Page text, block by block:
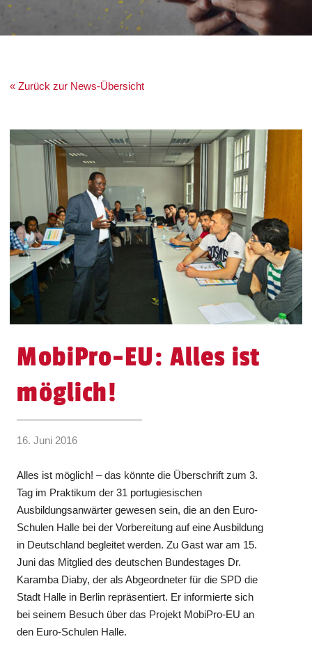
« Zurück zur News-Übersicht
MobiPro-EU: Alles ist
möglich!
16. Juni 2016
Alles ist möglich! – das könnte die Überschrift zum 3.
Tag im Praktikum der 31 portugiesischen
Ausbildungsanwärter gewesen sein, die an den Euro-
Schulen Halle bei der Vorbereitung auf eine Ausbildung
in Deutschland begleitet werden. Zu Gast war am 15.
Juni das Mitglied des deutschen Bundestages Dr.
Karamba Diaby, der als Abgeordneter für die SPD die
Stadt Halle in Berlin repräsentiert. Er informierte sich
bei seinem Besuch über das Projekt MobiPro-EU an
den Euro-Schulen Halle.